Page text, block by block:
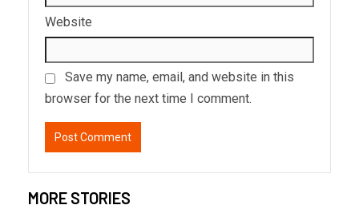
Website
Save my name, email, and website in this
browser for the next time I comment.
MORE STORIES